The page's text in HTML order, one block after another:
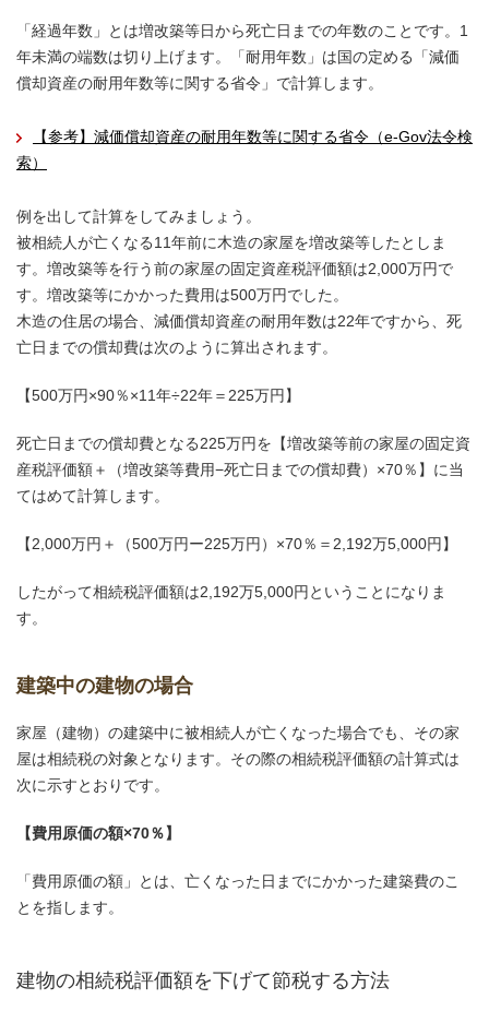
「経過年数」とは増改築等日から死亡日までの年数のことです。1
年未満の端数は切り上げます。「耐用年数」は国の定める「減価
償却資産の耐用年数等に関する省令」で計算します。
【参考】減価償却資産の耐用年数等に関する省令（e-Gov法令検
索）
例を出して計算をしてみましょう。
被相続人が亡くなる11年前に木造の家屋を増改築等したとしま
す。増改築等を行う前の家屋の固定資産税評価額は2,000万円で
す。増改築等にかかった費用は500万円でした。
木造の住居の場合、減価償却資産の耐用年数は22年ですから、死
亡日までの償却費は次のように算出されます。
【500万円×90％×11年÷22年＝225万円】
死亡日までの償却費となる225万円を【増改築等前の家屋の固定資
産税評価額＋（増改築等費用−死亡日までの償却費）×70％】に当
てはめて計算します。
【2,000万円＋（500万円ー225万円）×70％＝2,192万5,000円】
したがって相続税評価額は2,192万5,000円ということになりま
す。
建築中の建物の場合
家屋（建物）の建築中に被相続人が亡くなった場合でも、その家
屋は相続税の対象となります。その際の相続税評価額の計算式は
次に示すとおりです。
【費用原価の額×70％】
「費用原価の額」とは、亡くなった日までにかかった建築費のこ
とを指します。
建物の相続税評価額を下げて節税する方法